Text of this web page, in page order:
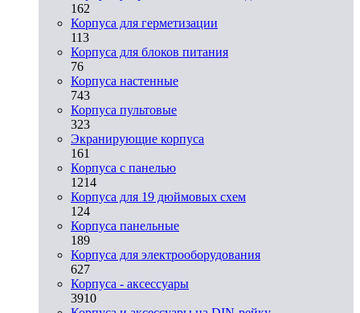
162
Корпуса для герметизации
113
Корпуса для блоков питания
76
Корпуса настенные
743
Корпуса пультовые
323
Экранирующие корпуса
161
Корпуса с панелью
1214
Корпуса для 19 дюймовых схем
124
Корпуса панельные
189
Корпуса для электрооборудования
627
Корпуса - аксессуары
3910